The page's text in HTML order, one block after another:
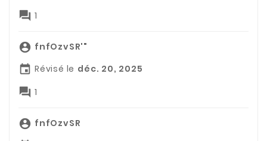
 1
 fnfOzvSR'"
 Révisé le déc. 20, 2025
 1
 fnfOzvSR